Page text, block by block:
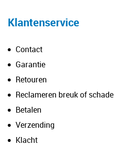
Klantenservice
Contact
Garantie
Retouren
Reclameren breuk of schade
Betalen
Verzending
Klacht